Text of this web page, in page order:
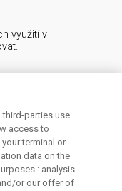
využití v
third-parties use
access to
terminal or
data on the
: analysis
or our offer of